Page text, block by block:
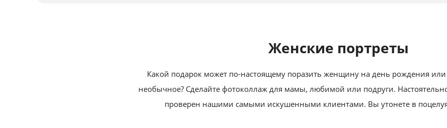
Женские портреты
Какой подарок может по-настоящему поразить женщину на день рождения или
необычное? Сделайте фотоколлаж для мамы, любимой или подруги.
проверен нашими самыми искушенными клиентами. Вы утонете в